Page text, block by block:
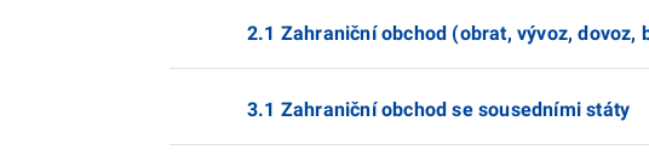
2.1 Zahraniční obchod (obrat, vývoz, dovoz,
3.1 Zahraniční obchod se sousedními státy